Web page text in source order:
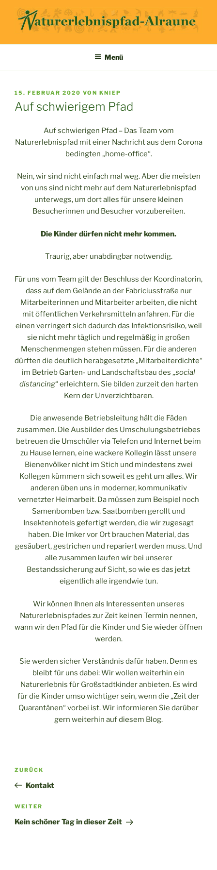
Inhalt
springen
ALRAUNE
NATURERLEBNISPFAD
Menü
VERÖFFENTLICHT
AM
15. FEBRUAR 2020 VON KNIEP
Auf schwierigem Pfad
Auf schwierigen Pfad – Das Team vom
Naturerlebnispfad mit einer Nachricht aus dem Corona
bedingten „home-office“.
Nein, wir sind nicht einfach mal weg. Aber die meisten
von uns sind nicht mehr auf dem Naturerlebnispfad
unterwegs, um dort alles für unsere kleinen
Besucherinnen und Besucher vorzubereiten.
Die Kinder dürfen nicht mehr kommen.
Traurig, aber unabdingbar notwendig.
Für uns vom Team gilt der Beschluss der Koordinatorin,
dass auf dem Gelände an der Fabriciusstraße nur
Mitarbeiterinnen und Mitarbeiter arbeiten, die nicht
mit öffentlichen Verkehrsmitteln anfahren. Für die
einen verringert sich dadurch das Infektionsrisiko, weil
sie nicht mehr täglich und regelmäßig in großen
Menschenmengen stehen müssen. Für die anderen
dürften die deutlich herabgesetzte „Mitarbeiterdichte“
im Betrieb Garten- und Landschaftsbau des „social
distancing“ erleichtern. Sie bilden zurzeit den harten
Kern der Unverzichtbaren.
Die anwesende Betriebsleitung hält die Fäden
zusammen. Die Ausbilder des Umschulungsbetriebes
betreuen die Umschüler via Telefon und Internet beim
zu Hause lernen, eine wackere Kollegin lässt unsere
Bienenvölker nicht im Stich und mindestens zwei
Kollegen kümmern sich soweit es geht um alles. Wir
anderen üben uns in moderner, kommunikativ
vernetzter Heimarbeit. Da müssen zum Beispiel noch
Samenbomben bzw. Saatbomben gerollt und
Insektenhotels gefertigt werden, die wir zugesagt
haben. Die Imker vor Ort brauchen Material, das
gesäubert, gestrichen und repariert werden muss. Und
alle zusammen laufen wir bei unserer
Bestandssicherung auf Sicht, so wie es das jetzt
eigentlich alle irgendwie tun.
Wir können Ihnen als Interessenten unseres
Naturerlebnispfades zur Zeit keinen Termin nennen,
wann wir den Pfad für die Kinder und Sie wieder öffnen
werden.
Sie werden sicher Verständnis dafür haben. Denn es
bleibt für uns dabei: Wir wollen weiterhin ein
Naturerlebnis für Großstadtkinder anbieten. Es wird
für die Kinder umso wichtiger sein, wenn die „Zeit der
Quarantänen“ vorbei ist. Wir informieren Sie darüber
gern weiterhin auf diesem Blog.
Beitragsnavigation
Vorheriger
Beitrag
ZURÜCK
Kontakt
Nächster
Beitrag
WEITER
Kein schöner Tag in dieser Zeit